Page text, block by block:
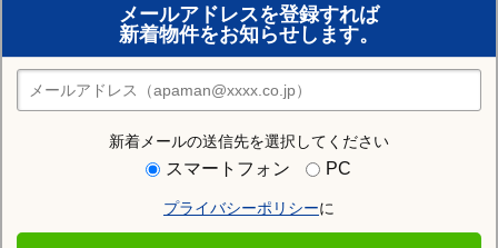
メールアドレスを登録すれば
新着物件をお知らせします。
新着メールの送信先を選択してください
スマートフォン PC
プライバシーポリシーに
おまかせ物件リクエスト
住みたい街の店舗を探す
店舗検索
住む街研究所で静岡市葵区の情報を見る